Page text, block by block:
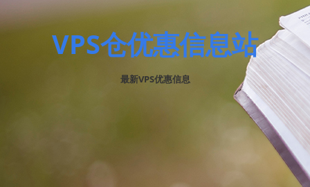
VPS仓优惠信息站
最新VPS优惠信息